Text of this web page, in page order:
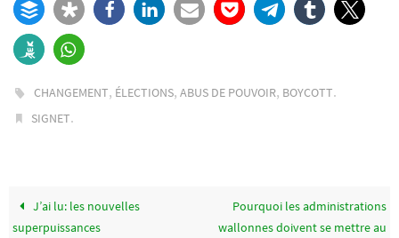
CHANGEMENT, ÉLECTIONS,ABUS DE POUVOIR, BOYCOTT.
SIGNET.
J’ai lu: les nouvelles
superpuissances
Pourquoi les administrations
wallonnes doivent se mettre au